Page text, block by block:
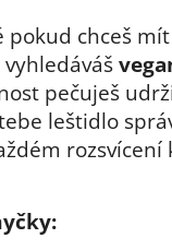
pokud chceš
pečuješ
leštidlo
rozsvícení